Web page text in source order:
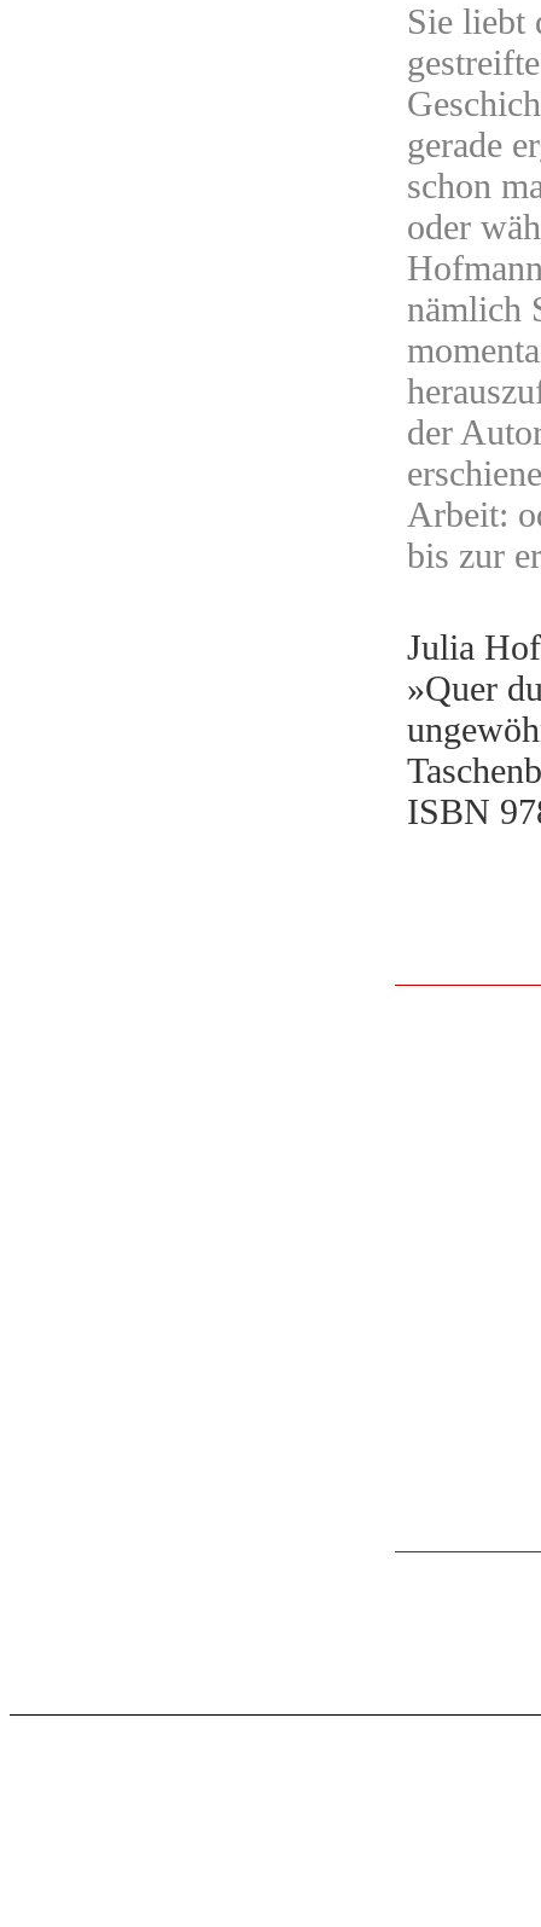
Sie liebt
gerade
schon
oder
nämlich
der
Arbeit:
bis zur
Julia
»Quer
ISBN